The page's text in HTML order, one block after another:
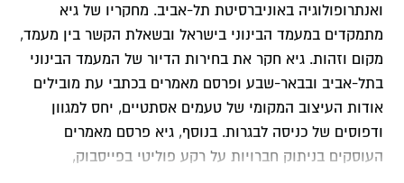
ואנתרופולוגיה באוניברסיטת תל-אביב. מחקריו של גיא
מתמקדים במעמד הבינוני בישראל ובשאלת הקשר בין מעמד,
מקום וזהות. גיא חקר את בחירות הדיור של המעמד הבינוני
בתל-אביב ובבאר-שבע ופרסם מאמרים בכתבי עת מובילים
אודות העיצוב המקומי של טעמים אסתטיים, יחס למגוון
ודפוסים של כניסה לבגרות. בנוסף, גיא פרסם מאמרים
העוסקים בניתוק חברויות על רקע פוליטי בפייסבוק,